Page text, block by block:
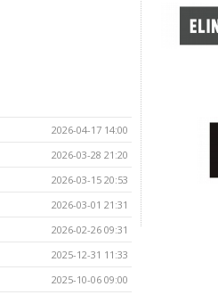
2026-04-17 14:00
2026-03-28 21:20
2026-03-15 20:53
2026-03-01 21:31
2026-02-26 09:31
2025-12-31 11:33
2025-10-06 09:00